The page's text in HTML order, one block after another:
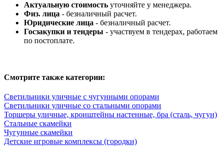
Актуальную стоимость уточняйте у менеджера.
Физ. лица - безналичный расчет.
Юридические лица - безналичный расчет.
Госзакупки и тендеры - участвуем в тендерах, работаем
по постоплате.
Смотрите также категории:
Светильники уличные с чугунными опорами
Светильники уличные со стальными опорами
Торшеры уличные, кронштейны настенные, бра (сталь, чугун)
Стальные скамейки
Чугунные скамейки
Детские игровые комплексы (городки)